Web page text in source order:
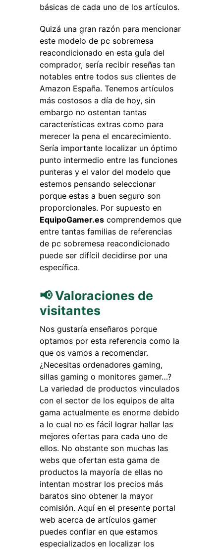
básicas de cada uno de los artículos.
Quizá una gran razón para mencionar
este modelo de pc sobremesa
reacondicionado en esta guía del
comprador, sería recibir reseñas tan
notables entre todos sus clientes de
Amazon España. Tenemos artículos
más costosos a día de hoy, sin
embargo no ostentan tantas
características extras como para
merecer la pena el encarecimiento.
Sería importante localizar un óptimo
punto intermedio entre las funciones
punteras y el valor del modelo que
estemos pensando seleccionar
porque estas a buen seguro son
proporcionales. Por supuesto en
EquipoGamer.es comprendemos que
entre tantas familias de referencias
de pc sobremesa reacondicionado
puede ser difícil decidirse por una
específica.
📢 Valoraciones de
visitantes
Nos gustaría enseñaros porque
optamos por esta referencia como la
que os vamos a recomendar.
¿Necesitas ordenadores gaming,
sillas gaming o monitores gamer…?
La variedad de productos vinculados
con el sector de los equipos de alta
gama actualmente es enorme debido
a lo cual no es fácil lograr hallar las
mejores ofertas para cada uno de
ellos. No obstante son muchas las
webs que ofertan esta gama de
productos la mayoría de ellas no
intentan mostrar los precios más
baratos sino obtener la mayor
comisión. Aquí en el presente portal
web acerca de artículos gamer
puedes confiar en que estamos
especializados en localizar los